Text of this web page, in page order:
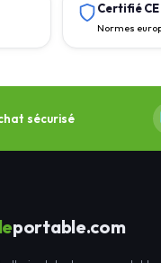
Certifié CE
Normes
sécurisé
portable.com